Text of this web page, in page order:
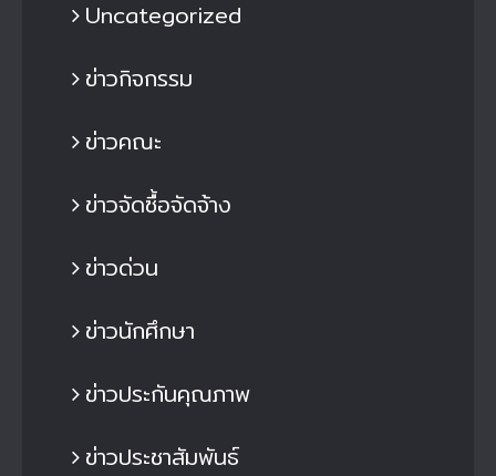
Uncategorized
ข่าวกิจกรรม
ข่าวคณะ
ข่าวจัดซื้อจัดจ้าง
ข่าวด่วน
ข่าวนักศึกษา
ข่าวประกันคุณภาพ
ข่าวประชาสัมพันธ์